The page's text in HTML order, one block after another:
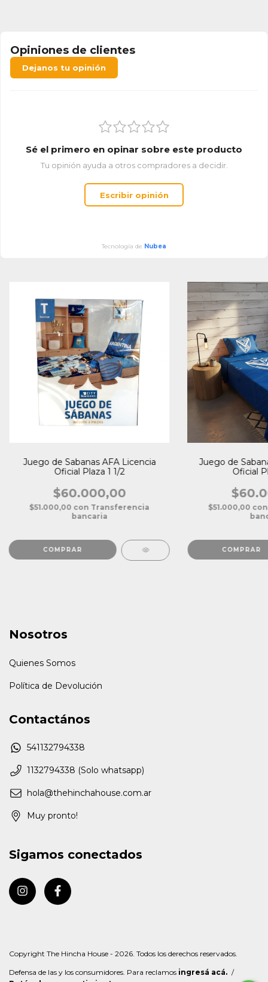
Opiniones de clientes
Dejanos tu opinión
Sé el primero en opinar sobre este producto
Tu opinión ayuda a otros compradores a decidir.
Escribir opinión
Tecnología de Nubea
Juego de Sabanas AFA Licencia
Oficial Plaza 1 1/2
$60.000,00
$51.000,00 con Transferencia
bancaria
Juego de
Oficial
$51.000,00 con
Nosotros
Quienes Somos
Política de Devolución
Contactános
541132794338
1132794338 (Solo whatsapp)
hola@thehinchahouse.com.ar
Muy pronto!
Sigamos conectados
Copyright The Hincha House - 2026. Todos los derechos reservados.
Defensa de las y los consumidores. Para reclamos ingresá acá. /